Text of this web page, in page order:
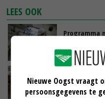
LEES OOK
Programma
20-04-2016
20-04-2016
Nieuwe Oogst vraagt
persoonsgegevens te